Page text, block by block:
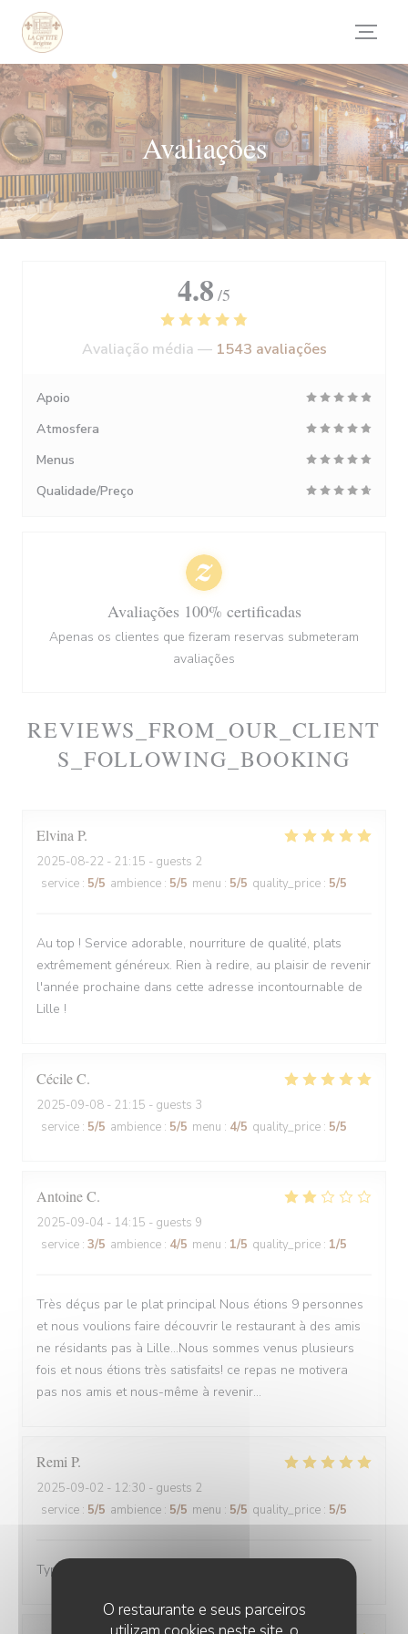
Painel de Gerenciamento de Cookies
O restaurante e seus parceiros
Avaliações
REVIEWS_FROM_OUR_CLIENT
S_FOLLOWING_BOOKING
Elvina P
2025-08-22 - 21:15 - guests 2
service : 5/5 ambience : 5/5 menu : 5/5 quality_price : 5/5
Au top ! Service adorable, nourriture de qualité, plats
extrêmement généreux. Rien à redire, au plaisir de revenir
l'année prochaine dans cette adresse incontournable de
Lille !
CécileC
2025-09-08 - 21:15 - guests 3
service : 5/5 ambience : 5/5 menu : 4/5 quality_price : 5/5
AntoineC
2025-09-04 - 14:15 - guests 9
service : 3/5 ambience : 4/5 menu : 1/5 quality_price : 1/5
Très déçus par le plat principal Nous étions 9 personnes
et nous voulions faire découvrir le restaurant à des amis
ne résidants pas à Lille...Nous sommes venus plusieurs
fois et nous étions très satisfaits! ce repas ne motivera
pas nos amis et nous-même à revenir...
Remi P
2025-09-02 - 12:30 - guests 2
service : 5/5 ambience : 5/5 menu : 5/5 quality_price : 5/5
Typique estaminet, très bon accueil
4.8 /5
Avaliação média — 1543 avaliações
Apoio
Atmosfera
Menus
Qualidade/Preço
Avaliações 100% certificadas
Apenas os clientes que fizeram reservas submeteram
avaliações